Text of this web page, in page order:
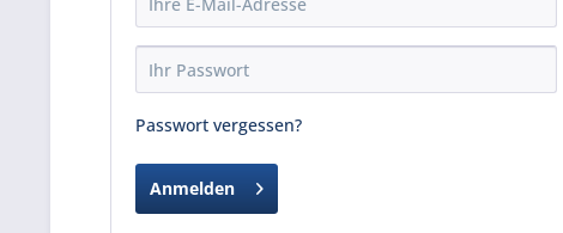
Passwort vergessen?
Anmelden